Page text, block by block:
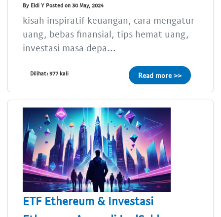
By Eldi Y Posted on 30 May, 2024
kisah inspiratif keuangan, cara mengatur
uang, bebas finansial, tips hemat uang,
investasi masa depa...
Dilihat: 977 kali Read more >>
ETF Ethereum & Investasi